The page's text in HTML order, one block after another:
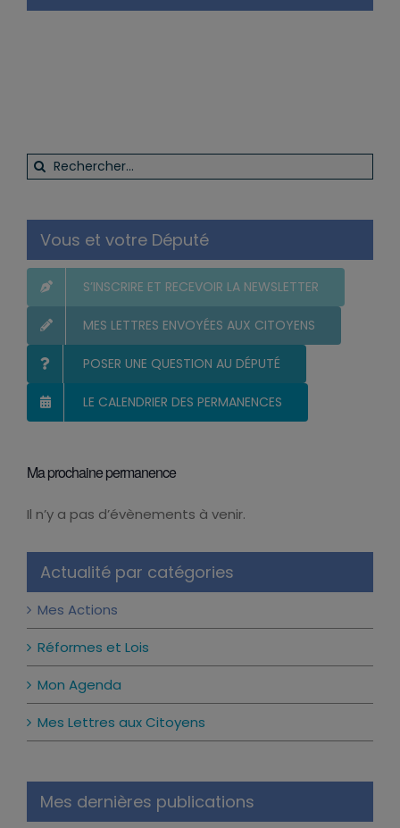
Rechercher:
Vous et votre Député
S’INSCRIRE ET RECEVOIR LA NEWSLETTER
MES LETTRES ENVOYÉES AUX CITOYENS
POSER UNE QUESTION AU DÉPUTÉ
LE CALENDRIER DES PERMANENCES
Ma prochaine permanence
Notice
Il n’y a pas d’évènements à venir.
Actualité par catégories
Mes Actions
Réformes et Lois
Mon Agenda
Mes Lettres aux Citoyens
Mes dernières publications